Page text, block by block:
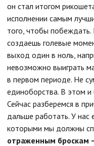
он стал итогом
исполнении самым
того, чтобы побеждать.
создаешь голевые
выход один в ноль,
невозможно выиграть
в первом периоде. Не
единоборства. В этом
Сейчас разберемся в
дальше работать. У нас
которыми мы должны
отраженным броскам